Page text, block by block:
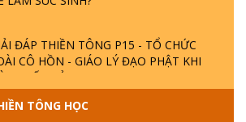
ĐÁP THIỀN TÔNG P15 - TỔ CHỨC
CÔ HỒN - GIÁO LÝ ĐẠO PHẬT KHI
XUẤT BẢN
ĐÁP THIỀN TÔNG ĐẶC BIỆT - P14 -
TÔNG HỌC